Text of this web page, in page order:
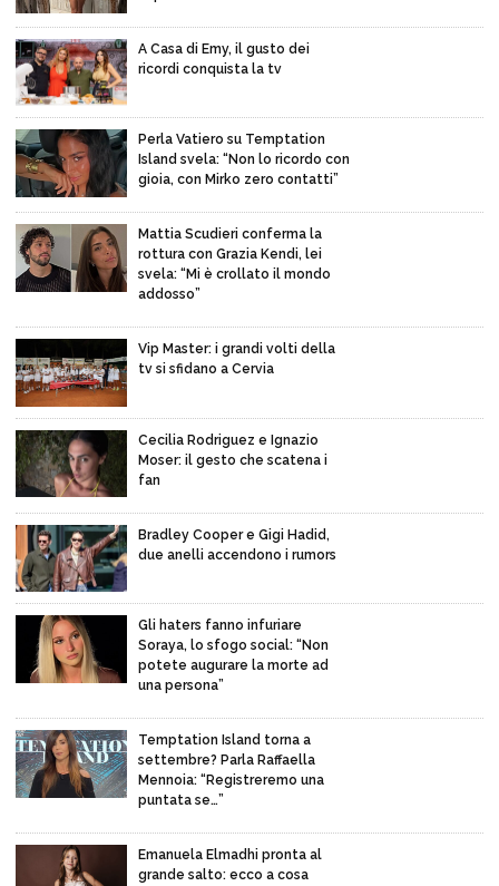
A Casa di Emy, il gusto dei
ricordi conquista la tv
Perla Vatiero su Temptation
Island svela: “Non lo ricordo con
gioia, con Mirko zero contatti”
Mattia Scudieri conferma la
rottura con Grazia Kendi, lei
svela: “Mi è crollato il mondo
addosso”
Vip Master: i grandi volti della
tv si sfidano a Cervia
Cecilia Rodriguez e Ignazio
Moser: il gesto che scatena i
fan
Bradley Cooper e Gigi Hadid,
due anelli accendono i rumors
Gli haters fanno infuriare
Soraya, lo sfogo social: “Non
potete augurare la morte ad
una persona”
Temptation Island torna a
settembre? Parla Raffaella
Mennoia: “Registreremo una
puntata se…”
Emanuela Elmadhi pronta al
grande salto: ecco a cosa